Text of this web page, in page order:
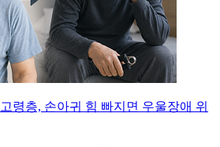
령층, 손아귀 힘 빠지면 우울장애 위